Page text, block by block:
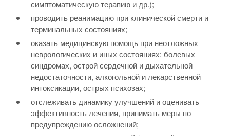
симптоматическую терапию и др.);
проводить реанимацию при клинической смерти и
терминальных состояниях;
оказать медицинскую помощь при неотложных
неврологических и иных состояниях: болевых
синдромах, острой сердечной и дыхательной
недостаточности, алкогольной и лекарственной
интоксикации, острых психозах;
отслеживать динамику улучшений и оценивать
эффективность лечения, принимать меры по
предупреждению осложнений;